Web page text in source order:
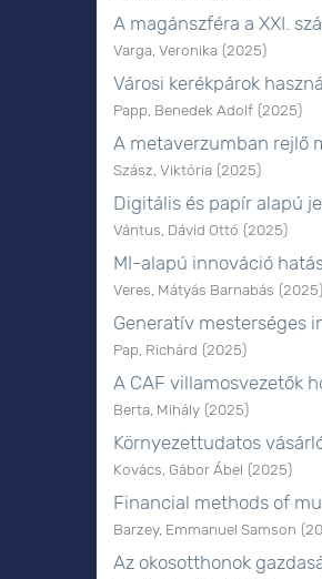
A magánszféra a XXI.
Varga, Veronika (2025)
Városi kerékpárok
Papp, Benedek Adolf (2025)
A metaverzumban rejlő
Szász, Viktória (2025)
Digitális és papír alapú
Vántus, Dávid Ottó (2025)
MI-alapú innováció
Veres, Mátyás Barnabás (2025)
Generatív mesterséges
Pap, Richárd (2025)
A CAF villamosvezetők
Berta, Mihály (2025)
Környezettudatos
Kovács, Gábor Ábel (2025)
Financial methods of
Barzey, Emmanuel Samson (
Az okosotthonok